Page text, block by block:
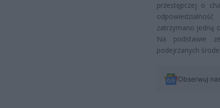
przestępczej o
zatrzymano jedną
Na podstawie
podejrzanych
Obserwuj